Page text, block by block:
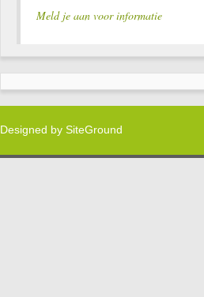
Meld je aan voor informatie
Designed by SiteGround